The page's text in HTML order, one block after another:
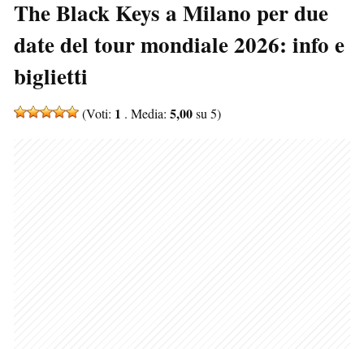
The Black Keys a Milano per due
date del tour mondiale 2026: info e
biglietti
(Voti: 1 . Media: 5,00su 5)